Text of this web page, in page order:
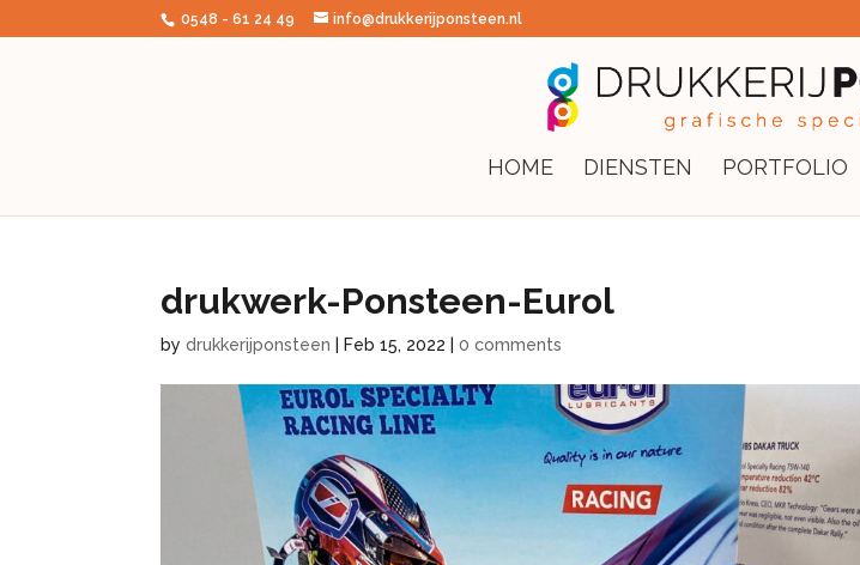
0548 - 61 24 49 info@drukkerijponsteen.nl
HOME DIENSTEN PORTFOLIO
drukwerk-Ponsteen-Eurol
bydrukkerijponsteen Feb 15, 2022 |0 comments